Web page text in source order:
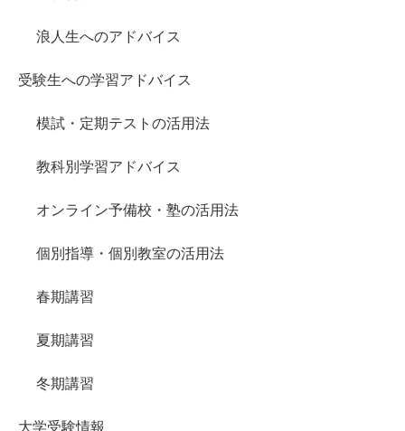
浪人生へのアドバイス
受験生への学習アドバイス
模試・定期テストの活用法
教科別学習アドバイス
オンライン予備校・塾の活用法
個別指導・個別教室の活用法
春期講習
夏期講習
冬期講習
大学受験情報